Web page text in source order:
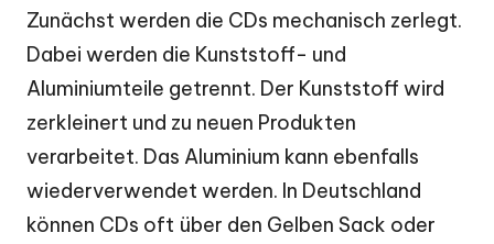
Zunächst werden die CDs mechanisch zerlegt.
Dabei werden die Kunststoff- und
Aluminiumteile getrennt. Der Kunststoff wird
zerkleinert und zu neuen Produkten
verarbeitet. Das Aluminium kann ebenfalls
wiederverwendet werden. In Deutschland
können CDs oft über den Gelben Sack oder